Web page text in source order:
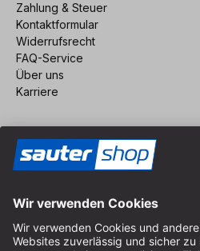
Zahlung & Steuer
Kontaktformular
Widerrufsrecht
FAQ-Service
Über uns
Karriere
Impressum